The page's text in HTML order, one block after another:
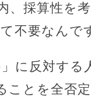
、採算性を
不要なんで
に反対する
ことを全否